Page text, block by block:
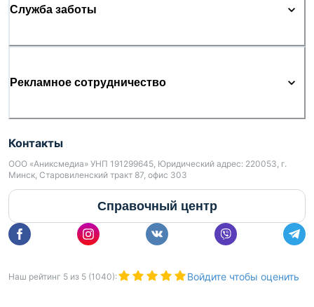
Служба заботы
Рекламное сотрудничество
Контакты
ООО «Аниксмедиа» УНП 191299645, Юридический адрес: 220053, г.
Минск, Старовиленский тракт 87, офис 303
Справочный центр
Наш рейтинг 5 из 5 (1040): Войдите чтобы оценить